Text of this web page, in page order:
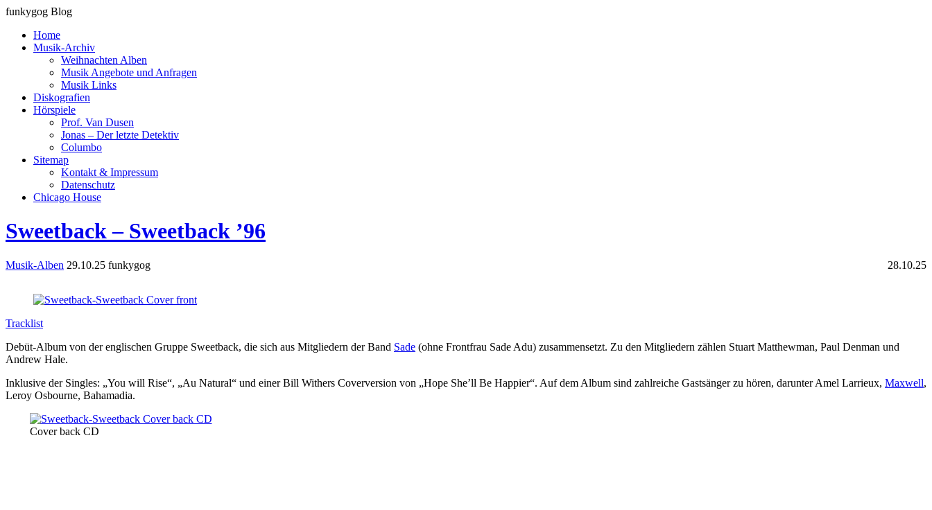
funkygog Blog
Home
Musik-Archiv
Weihnachten Alben
Musik Angebote und Anfragen
Musik Links
Diskografien
Hörspiele
Prof. Van Dusen
Jonas – Der letzte Detektiv
Columbo
Sitemap
Kontakt & Impressum
Datenschutz
Chicago House
Sweetback – Sweetback ’96
Musik-Alben 29.10.25 funkygog 28.10.25
Tracklist
Debüt-Album von der englischen Gruppe Sweetback, die sich aus Mitgliedern der Band Sade (ohne Frontfrau Sade Adu) zusammensetzt. Zu den Mitgliedern zählen Stuart Matthewman, Paul Denman und
Andrew Hale.
Inklusive der Singles: „You will Rise“, „Au Natural“ und einer Bill Withers Coverversion von „Hope She’ll Be Happier“. Auf dem Album sind zahlreiche Gastsänger zu hören, darunter Amel Larrieux, Maxwell,
Leroy Osbourne, Bahamadia.
Cover back CD